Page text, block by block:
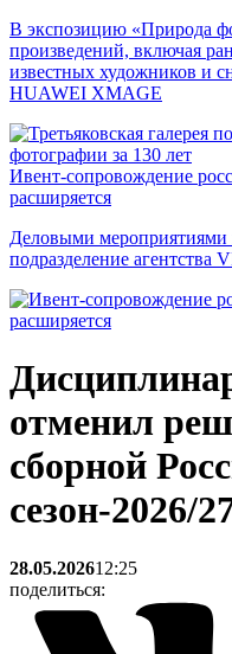
В экспозицию «Природа
произведений, включая
известных художников и
HUAWEI XMAGE
Ивент-сопровождение
расширяется
Деловыми мероприятиями
подразделение
отменил
сборной
сезон-2026/
28.05.202612:25
поделиться: